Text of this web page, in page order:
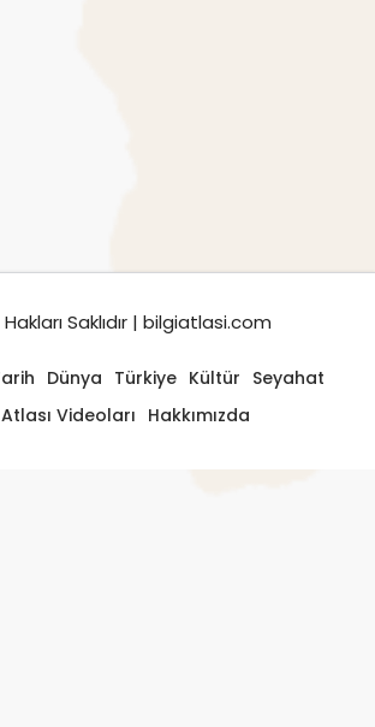
Saklıdır | bilgiatlasi.com
Dünya Türkiye Kültür Seyahat
Videoları Hakkımızda